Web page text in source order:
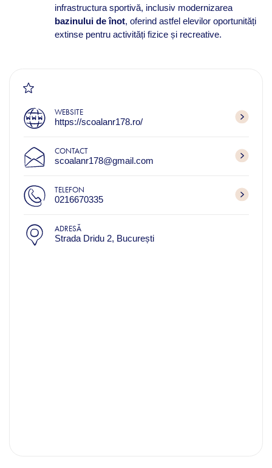
infrastructura sportivă, inclusiv modernizarea
bazinului de înot, oferind astfel elevilor oportunități
extinse pentru activități fizice și recreative.​
WEBSITE
https://scoalanr178.ro/
CONTACT
scoalanr178@gmail.com
TELEFON
0216670335
ADRESĂ
Strada Dridu 2, București